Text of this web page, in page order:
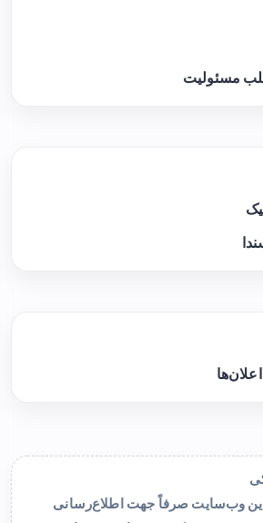
مسئولیت
این وب‌سایت صرفاً جهت اطلاع‌رسانی